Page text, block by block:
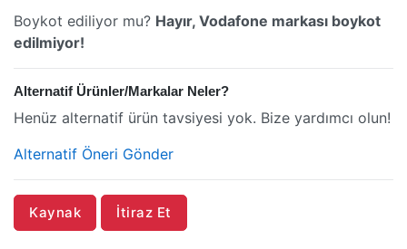
Boykot ediliyor mu? Hayır, Vodafone markası boykot
edilmiyor!
Alternatif Ürünler/Markalar Neler?
Henüz alternatif ürün tavsiyesi yok. Bize yardımcı olun!
Alternatif Öneri Gönder
Kaynak İtiraz Et